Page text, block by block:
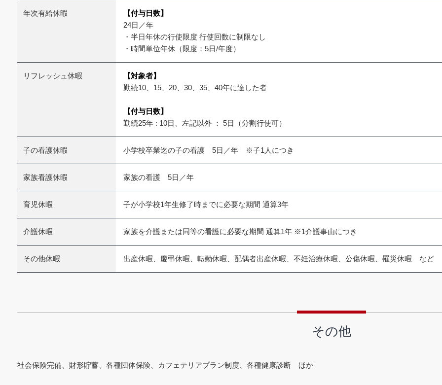
年次有給休暇
【付与日数】
24日／年
・半日年休の行使限度 行使回数に制限なし
・時間単位年休（限度：5日/年度）
リフレッシュ休暇
【対象者】
勤続10、15、20、30、35、40年に達した者
【付与日数】
勤続25年 : 10日、左記以外 ： 5日（分割行使可）
子の看護休暇 小学校卒業迄の子の看護 5日／年 ※子1人につき
家族看護休暇 家族の看護 5日／年
育児休暇 子が小学校1年生修了時までに必要な期間 通算3年
介護休暇 家族を介護または同等の看護に必要な期間 通算1年 ※1介護事由につき
その他休暇 出産休暇、慶弔休暇、転勤休暇、配偶者出産休暇、不妊治療休暇、公傷休暇、罹災休暇 など
その他
社会保険完備、財形貯蓄、各種団体保険、カフェテリアプラン制度、各種健康診断 ほか